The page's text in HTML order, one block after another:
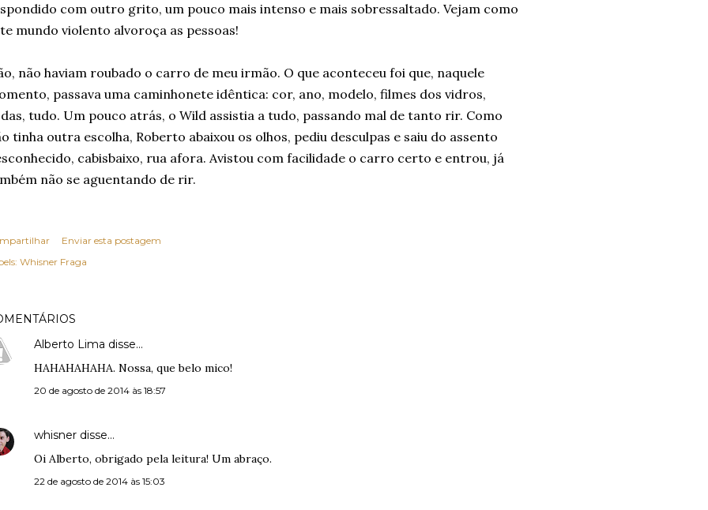
com outro grito, um pouco mais intenso e mais sobressaltado. Vejam como
mundo violento alvoroça as pessoas!
não haviam roubado o carro de meu irmão. O que aconteceu foi que, naquele
passava uma caminhonete idêntica: cor, ano, modelo, filmes dos vidros,
tudo. Um pouco atrás, o Wild assistia a tudo, passando mal de tanto rir. Como
tinha outra escolha, Roberto abaixou os olhos, pediu desculpas e saiu do assento
cabisbaixo, rua afora. Avistou com facilidade o carro certo e entrou, já
não se aguentando de rir.
Enviar esta postagem
Whisner Fraga
Alberto Lima disse…
HAHAHAHAHA. Nossa, que belo mico!
20 de agosto de 2014 às 18:57
whisner disse…
Oi Alberto, obrigado pela leitura! Um abraço.
22 de agosto de 2014 às 15:03